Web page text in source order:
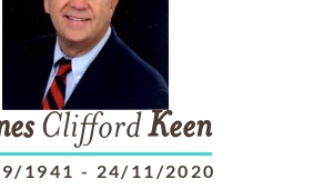
CliffordKeen
1941 - 24/11/2020